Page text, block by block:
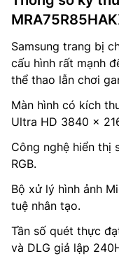
Samsung trang bị
cấu hình rất mạnh
thể thao lẫn chơi
Màn hình có kích
Ultra HD 3840 x
Công nghệ hiển thị
RGB.
Bộ xử lý hình ảnh
tuệ nhân tạo.
Tần số quét thực
và DLG giả lập